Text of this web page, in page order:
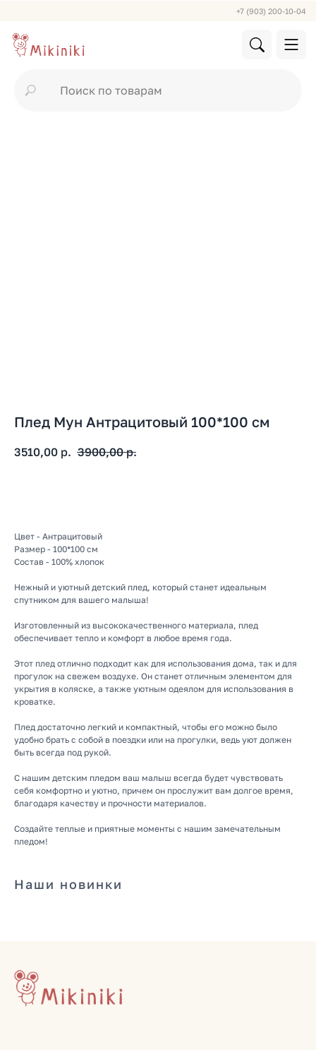
Плед Мун Антрацитовый 100*100 см
3510,00 р. 3900,00 р.
Цвет - Антрацитовый
Размер - 100*100 см
Состав - 100% хлопок
Нежный и уютный детский плед, который станет идеальным
спутником для вашего малыша!
Изготовленный из высококачественного материала, плед
обеспечивает тепло и комфорт в любое время года.
Этот плед отлично подходит как для использования дома, так и для
прогулок на свежем воздухе. Он станет отличным элементом для
укрытия в коляске, а также уютным одеялом для использования в
кроватке.
Плед достаточно легкий и компактный, чтобы его можно было
удобно брать с собой в поездки или на прогулки, ведь уют должен
быть всегда под рукой.
С нашим детским пледом ваш малыш всегда будет чувствовать
себя комфортно и уютно, причем он прослужит вам долгое время,
благодаря качеству и прочности материалов.
Создайте теплые и приятные моменты с нашим замечательным
пледом!
Наши новинки
Зимняя
Готовые подборки
ДОКУМЕНТЫ